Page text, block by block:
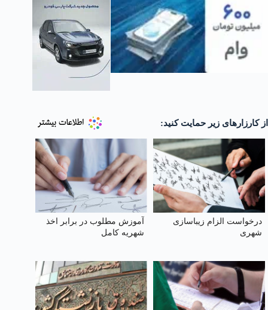
از کارزارهای زیر حمایت کنید:
درخواست الزام زیبا‌سازی
شهری
آموزش مطلوب در برابر اخذ
شهریه کامل